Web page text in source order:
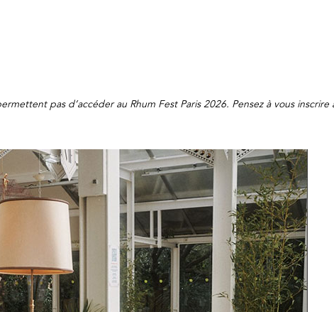
pas d’accéder au Rhum Fest Paris 2026. Pensez à vous